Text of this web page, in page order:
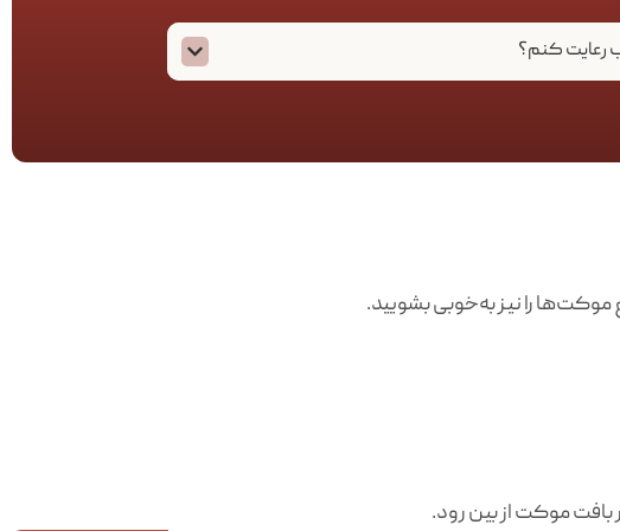
رعایت کنم؟
را نیز به‌خوبی بشویید.
بافت موکت از بین رود.